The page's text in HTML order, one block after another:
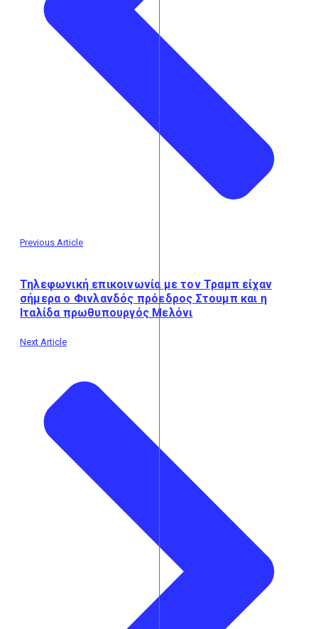
Previous Article
Τηλεφωνική επικοινωνία με τον Τραμπ είχαν
σήμερα ο Φινλανδός πρόεδρος Στουμπ και η
Ιταλίδα πρωθυπουργός Μελόνι
Next Article